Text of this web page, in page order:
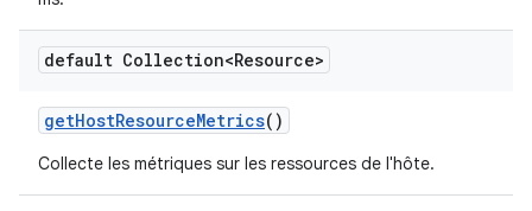
default Collection<Resource>
getHostResourceMetrics()
Collecte les métriques sur les ressources de l'hôte.